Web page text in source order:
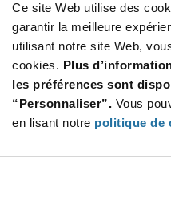
Ce site Web utilise des
garantir la meilleure
utilisant notre site Web,
cookies. Plus
les préférences sont
“Personnaliser”. Vous
en lisant notre politique de
Quantité Prix
3 000+
Product
Variant
Emballages disponibles